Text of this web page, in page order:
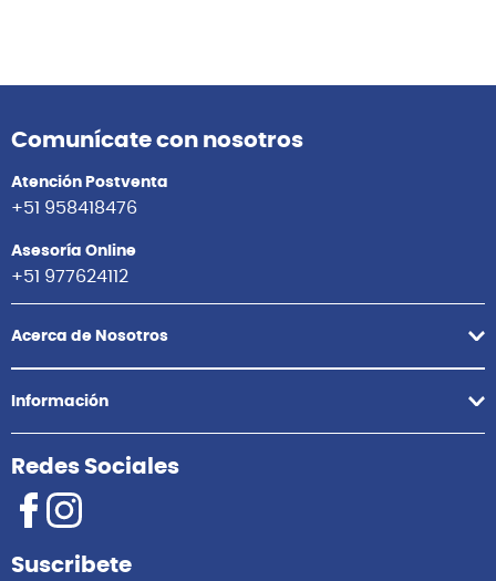
Comunícate con nosotros
Atención Postventa
+51 958418476
Asesoría Online
+51 977624112
Acerca de Nosotros
Información
Redes Sociales
Suscribete